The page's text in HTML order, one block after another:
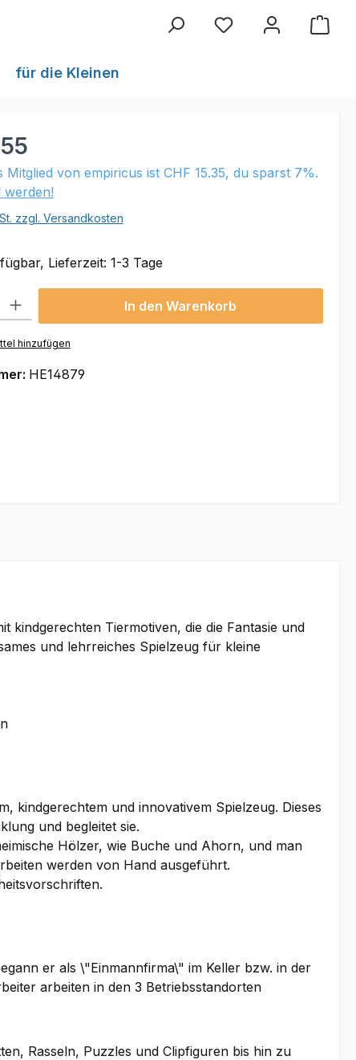
Du hast 0 Produkte
für die Kleinen
Mitglied von empiricus ist CHF 15.35, du sparst 7%.
werden!
zzgl. Versandkosten
Lieferzeit: 1-3 Tage
In den Warenkorb
hinzufügen
HE14879
kindgerechten Tiermotiven, die die Fantasie und
und lehrreiches Spielzeug für kleine
kindgerechtem und innovativem Spielzeug. Dieses
und begleitet sie.
Hölzer, wie Buche und Ahorn, und man
werden von Hand ausgeführt.
er als \"Einmannfirma\" im Keller bzw. in der
arbeiten in den 3 Betriebsstandorten
Rasseln, Puzzles und Clipfiguren bis hin zu